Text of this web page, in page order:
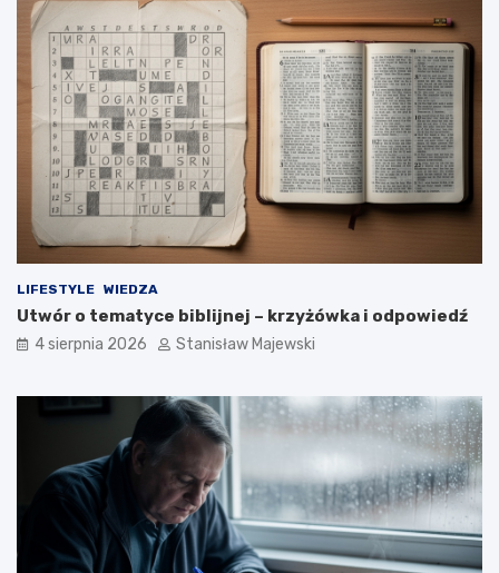
LIFESTYLE WIEDZA
Utwór o tematyce biblijnej – krzyżówka i odpowiedź
4 sierpnia 2026 Stanisław Majewski